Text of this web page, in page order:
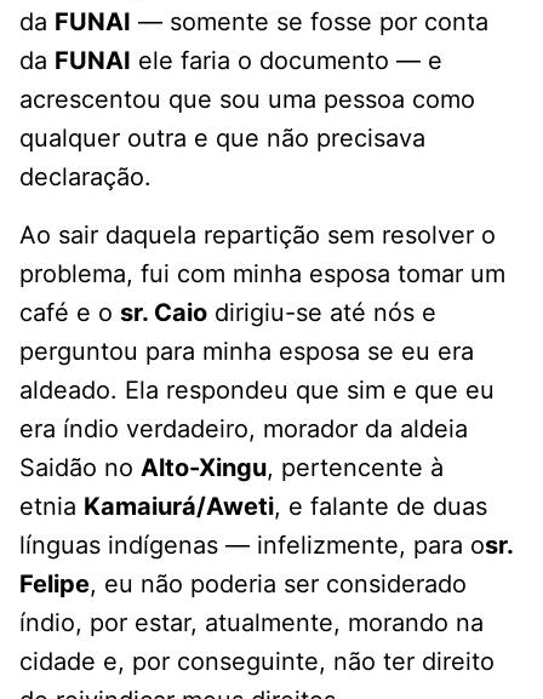
da FUNAI — somente se fosse por conta
da FUNAI ele faria o documento — e
acrescentou que sou uma pessoa como
qualquer outra e que não precisava
declaração.
Ao sair daquela repartição sem resolver o
problema, fui com minha esposa tomar um
café e o sr. Caio dirigiu-se até nós e
perguntou para minha esposa se eu era
aldeado. Ela respondeu que sim e que eu
era índio verdadeiro, morador da aldeia
Saidão no Alto-Xingu, pertencente à
etnia Kamaiurá/Aweti, e falante de duas
línguas indígenas — infelizmente, para osr.
Felipe, eu não poderia ser considerado
índio, por estar, atualmente, morando na
cidade e, por conseguinte, não ter direito